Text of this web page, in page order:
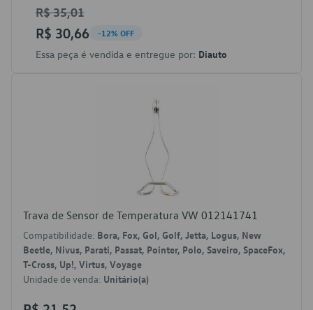
R$ 35,01
R$ 30,66 -12% OFF
Essa peça é vendida e entregue por: Diauto
Trava de Sensor de Temperatura VW 012141741
Compatibilidade: Bora, Fox, Gol, Golf, Jetta, Logus, New
Beetle, Nivus, Parati, Passat, Pointer, Polo, Saveiro, SpaceFox,
T-Cross, Up!, Virtus, Voyage
Unidade de venda: Unitário(a)